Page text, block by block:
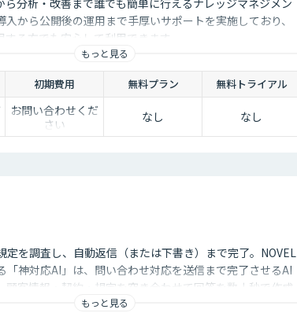
行えるようになりました。そのため現在は、深夜に「この商品に
くないのです。
対応の環境を整えられるという点は大きなメリットといえるでし
というアクションを面倒に感じてしまい、離脱してしまうユー
れば普段の友人とのチャットと同じ感覚で質問することができま
ーザーもより気軽に問い合わせを行うことができるのです。
々なメリットをもたらす存在です。近年は人手不足が深刻化して
て業務効率化するべく導入が進んでおります。
ら分析・改善まで誰でも簡単に行えるナレッジマネジメン
入から公開後の運用まで手厚いサポートを実施しており、
する方でも安心して利用できます。
もっと見る
初期費用 無料プラン 無料トライアル
お問い合わせくだ
さい
なし なし
定を調査し、自動返信（または下書き）まで完了。NOVEL
「神対応AI」は、問い合わせ対応を送信まで完了させるAI
顧客情報・契約・規定を突き合わせて回答を数十秒で作成
き止めかを選べます。
もっと見る